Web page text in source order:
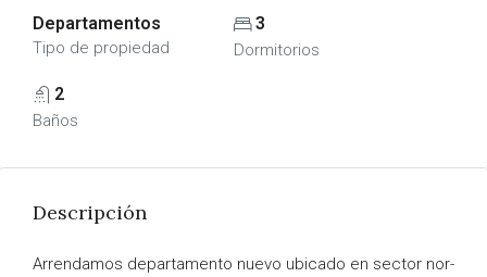
Departamentos
Tipo de propiedad
3
Dormitorios
2
Baños
Descripción
Arrendamos departamento nuevo ubicado en sector nor-